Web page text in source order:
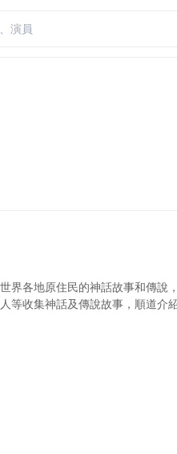
界各地原住民的神話故事和傳說
等收集神話及傳說故事，順道介